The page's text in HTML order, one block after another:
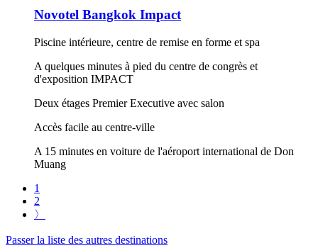
Novotel Bangkok Impact
Piscine intérieure, centre de remise en forme et spa
A quelques minutes à pied du centre de congrès et
d'exposition IMPACT
Deux étages Premier Executive avec salon
Accès facile au centre-ville
A 15 minutes en voiture de l'aéroport international de Don
Muang
1
2
〉
Passer la liste des autres destinations